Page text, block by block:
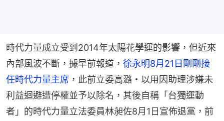
時代力量成立受到2014年太陽花學運的影響，但近來
內部風波不斷，據早前報道， 徐永明8月21日剛剛接
任時代力量主席 ，此前立委高潞・以用因助理涉嫌未
利益迴避遭停權並予以除名，其後自稱「台獨運動
者」的時代力量立法委員林昶佐8月1日宣佈退黨，前